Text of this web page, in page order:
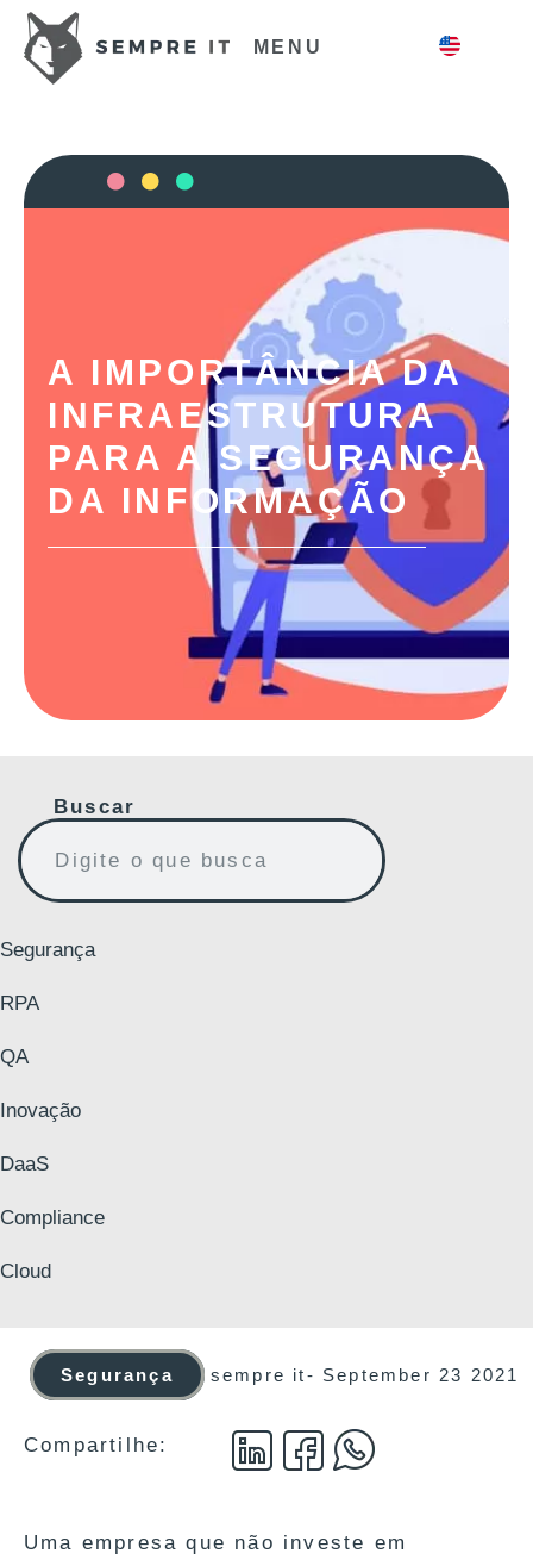
MENU
A IMPORTÂNCIA DA
INFRAESTRUTURA
PARA A SEGURANÇA
DA INFORMAÇÃO
Buscar
Segurança
RPA
QA
Inovação
DaaS
Compliance
Cloud
Segurança sempre it- September 23 2021
Compartilhe:
Uma empresa que não investe em